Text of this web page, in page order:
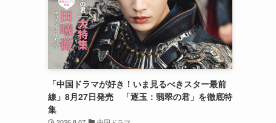
「中国ドラマが好き！いま見るべきスター最前
線」8月27日発売 「逐玉：翡翠の君」を徹底特
集